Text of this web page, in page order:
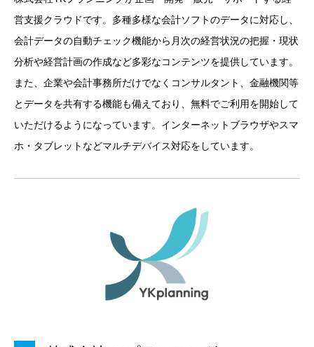
営支援クラウドです。多種多様な会計ソフトのデータに対応し、
会計データの自動チェック機能から月次の経営状況の把握・現状
分析や経営計画の作成など多彩なコンテンツを提供しています。
また、企業や会計事務所だけでなくコンサルタント、金融機関等
とデータを共有する機能も備えており、無料でご利用を開始して
いただけるようになっています。インターネットブラウザやスマ
ホ・タブレットなどマルチデバイス対応をしています。